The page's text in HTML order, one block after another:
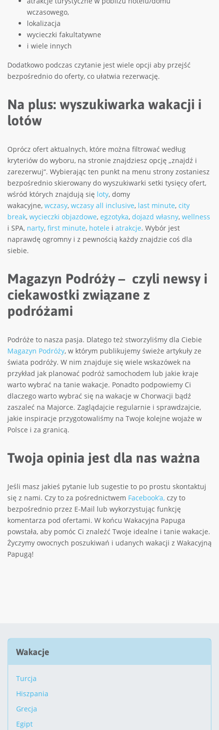
wczasowego,
lokalizacja
wycieczki fakultatywne
i wiele innych
Dodatkowo podczas czytanie jest wiele opcji aby przejść
bezpośrednio do oferty, co ułatwia rezerwację.
Na plus: wyszukiwarka wakacji i
lotów
Oprócz ofert aktualnych, które można filtrować według
kryteriów do wyboru, na stronie znajdziesz opcję „znajdź i
zarezerwuj“. Wybierając ten punkt na menu strony zostaniesz
bezpośrednio skierowany do wyszukiwarki setki tysięcy ofert,
wśród których znajdują się loty, domy
wakacyjne, wczasy, wczasy all inclusive, last minute, city
break, wycieczki objazdowe, egzotyka, dojazd własny, wellness
i SPA, narty, first minute, hotele i atrakcje. Wybór jest
naprawdę ogromny i z pewnością każdy znajdzie coś dla
siebie.
Magazyn Podróży – czyli newsy i
ciekawostki związane z
podróżami
Podróże to nasza pasja. Dlatego też stworzyliśmy dla Ciebie
Magazyn Podróży, w którym publikujemy świeże artykuły ze
świata podróży. W nim znajduje się wiele wskazówek na
przykład jak planować podróż samochodem lub jakie kraje
warto wybrać na tanie wakacje. Ponadto podpowiemy Ci
dlaczego warto wybrać się na wakacje w Chorwacji bądź
zaszaleć na Majorce. Zaglądajcie regularnie i sprawdzajcie,
jakie inspiracje przygotowaliśmy na Twoje kolejne wojaże w
Polsce i za granicą.
Twoja opinia jest dla nas ważna
Jeśli masz jakieś pytanie lub sugestie to po prostu skontaktuj
się z nami. Czy to za pośrednictwem Facebook’a, czy to
bezpośrednio przez E-Mail lub wykorzystując funkcję
komentarza pod ofertami. W końcu Wakacyjna Papuga
powstała, aby pomóc Ci znaleźć Twoje idealne i tanie wakacje.
Życzymy owocnych poszukiwań i udanych wakacji z Wakacyjną
Papugą!
Wakacje
Turcja
Hiszpania
Grecja
Egipt